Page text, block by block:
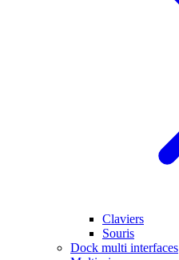
Claviers
Souris
Dock multi interfaces